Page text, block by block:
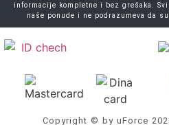
informacije kompletne i bez grešaka.
naše ponude i ne podrazumeva da
Copyright © by uForce